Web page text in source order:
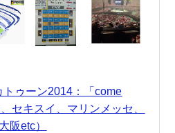
ゥーン2014：「come
セキスイ、マリンメッセ、
阪etc）